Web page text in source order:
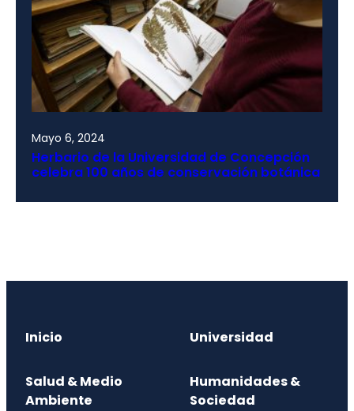
Mayo 6, 2024
Herbario de la Universidad de Concepción
celebra 100 años de conservación botánica
Inicio Universidad
Salud & Medio
Ambiente
Humanidades &
Sociedad